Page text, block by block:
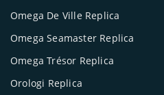
Omega De Ville Replica
Omega Seamaster Replica
Omega Trésor Replica
Orologi Replica